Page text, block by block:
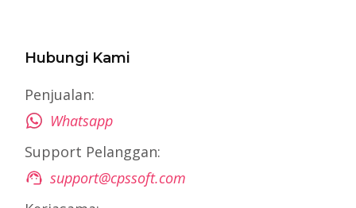
Hubungi Kami
Penjualan:
Whatsapp
Support Pelanggan:
support@cpssoft.com